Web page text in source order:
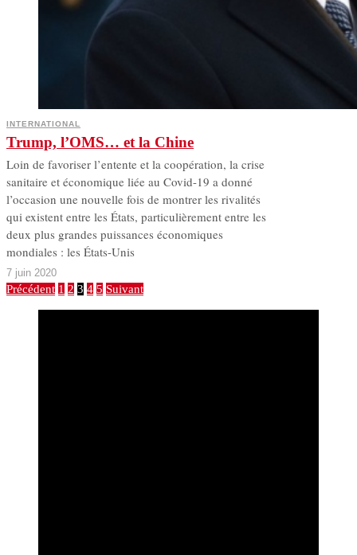
INTERNATIONAL
Trump, l’OMS… et la Chine
Loin de favoriser l’entente et la coopération, la crise
sanitaire et économique liée au Covid-19 a donné
l’occasion une nouvelle fois de montrer les rivalités
qui existent entre les États, particulièrement entre les
deux plus grandes puissances économiques
mondiales : les États-Unis
7 juin 2020
Précédent 1 2 3 4 5 Suivant